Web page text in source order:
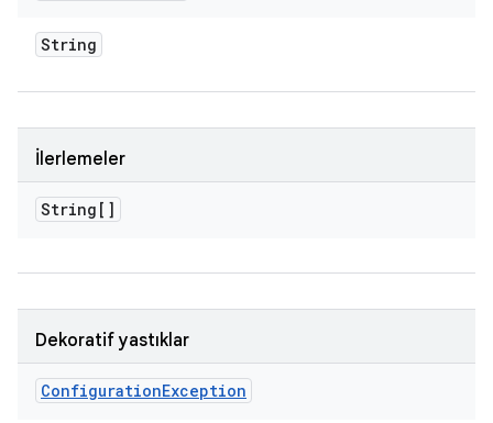
String
İlerlemeler
String[]
Dekoratif yastıklar
ConfigurationException